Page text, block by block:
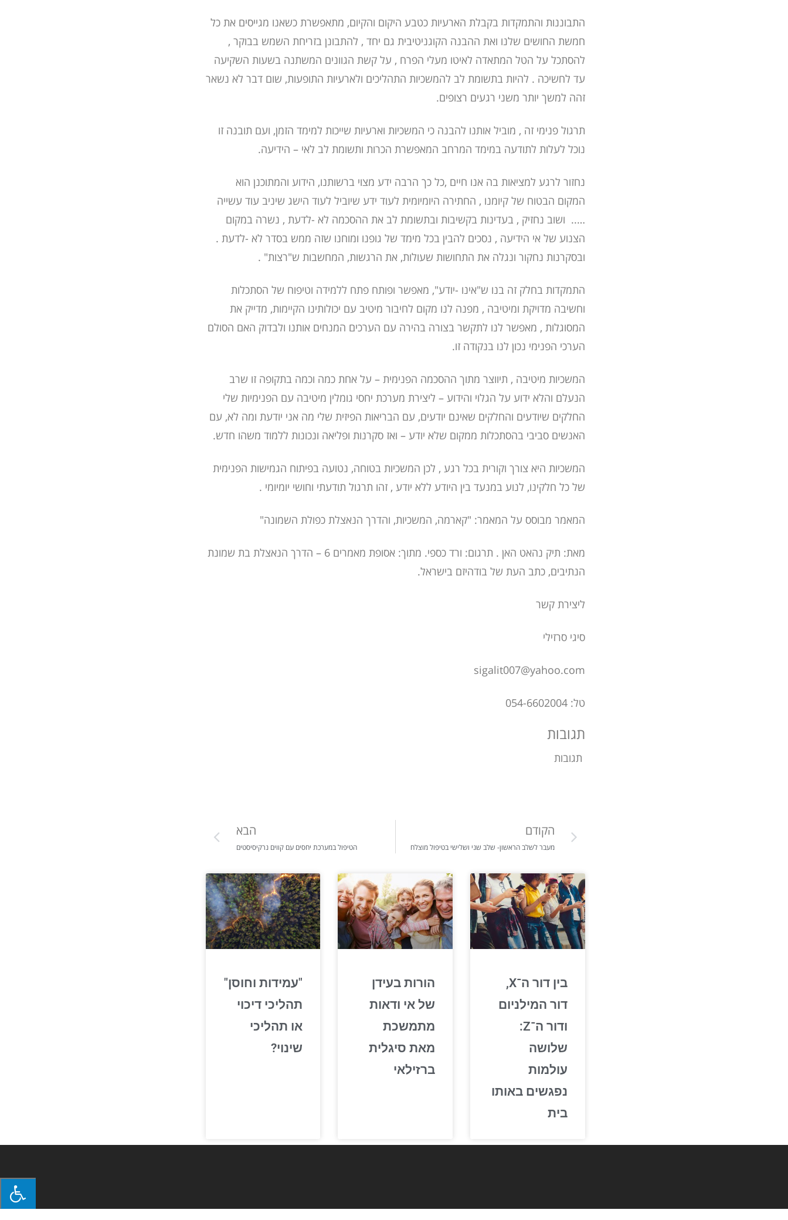
התבוננות והתמקדות בקבלת הארעיות כטבע היקום והקיום, מתאפשרת כשאנו מגייסים את כל
חמשת החושים שלנו ואת ההבנה הקוגניטיבית גם יחד , להתבונן בזריחת השמש בבוקר ,
להסתכל על הטל המתאדה לאיטו מעלי הפרח , על קשת הגוונים המשתנה בשעות השקיעה
עד לחשיכה . להיות בתשומת לב להמשכיות התהליכים ולארעיות התופעות, שום דבר לא נשאר
זהה למשך יותר משני רגעים רצופים.
תרגול פנימי זה , מוביל אותנו להבנה כי המשכיות וארעיות שייכות למימד הזמן, ועם תובנה זו
נוכל לעלות לתודעה במימד המרחב המאפשרת הכרות ותשומת לב לאי – הידיעה.
נחזור לרגע למציאות בה אנו חיים ,כל כך הרבה ידע מצוי ברשותנו, הידוע והמתוכנן הוא
המקום הבטוח של קיומנו , החתירה היומיומית לעוד ידע שיוביל לעוד הישג שיניב עוד עשייה
….. ושוב נחזיק , בעדינות בקשיבות ובתשומת לב את ההסכמה לא -לדעת , נשרה במקום
הצנוע של אי הידיעה , נסכים להבין בכל מימד של גופנו ומוחנו שזה ממש בסדר לא -לדעת .
ובסקרנות נחקור ונגלה את התחושות שעולות, את הרגשות, המחשבות ש"רצות" .
התמקדות בחלק זה בנו ש"אינו -יודע", מאפשר ופותח פתח ללמידה וטיפוח של הסתכלות
וחשיבה מדויקת ומיטיבה , מפנה לנו מקום לחיבור מיטיב עם יכולותינו הקיימות, מדייק את
המסוגלות , מאפשר לנו לתקשר בצורה בהירה עם הערכים המנחים אותנו ולבדוק האם הסולם
הערכי הפנימי נכון לנו בנקודה זו.
המשכיות מיטיבה , תיווצר מתוך ההסכמה הפנימית – על אחת כמה וכמה בתקופה זו שרב
הנעלם והלא ידוע על הגלוי והידוע – ליצירת מערכת יחסי גומלין מיטיבה עם הפנימיות שלי
החלקים שיודעים והחלקים שאינם יודעים, עם הבריאות הפיזית שלי מה אני יודעת ומה לא, עם
האנשים סביבי בהסתכלות ממקום שלא יודע – ואז סקרנות ופליאה ונכונות ללמוד משהו חדש.
המשכיות היא צורך וקורית בכל רגע , לכן המשכיות בטוחה, נטועה בפיתוח הגמישות הפנימית
של כל חלקינו, לנוע במנעד בין היודע ללא יודע , זהו תרגול תודעתי וחושי יומיומי .
המאמר מבוסס על המאמר: "קארמה, המשכיות, והדרך הנאצלת כפולת השמונה"
מאת: תיק נהאט האן . תרגום: ורד כספי. מתוך: אסופת מאמרים 6 – הדרך הנאצלת בת שמונת
הנתיבים, כתב העת של בודהיזם בישראל.
ליצירת קשר
סיגי סרזילי
sigalit007@yahoo.com
טל: 054-6602004
תגובות
תגובות
הקודם
מעבר לשלב הראשון- שלב שני ושלישי בטיפול מוצלח
הבא
הטיפול במערכת יחסים עם קווים נרקיסיסטים
בין דור ה־X,
דור המילניום
ודור ה־Z:
שלושה
עולמות
נפגשים באותו
בית
הורות בעידן
של אי ודאות
מתמשכת
מאת סיגלית
ברזילאי
"עמידות וחוסן"
תהליכי דיכוי
או תהליכי
שינוי?